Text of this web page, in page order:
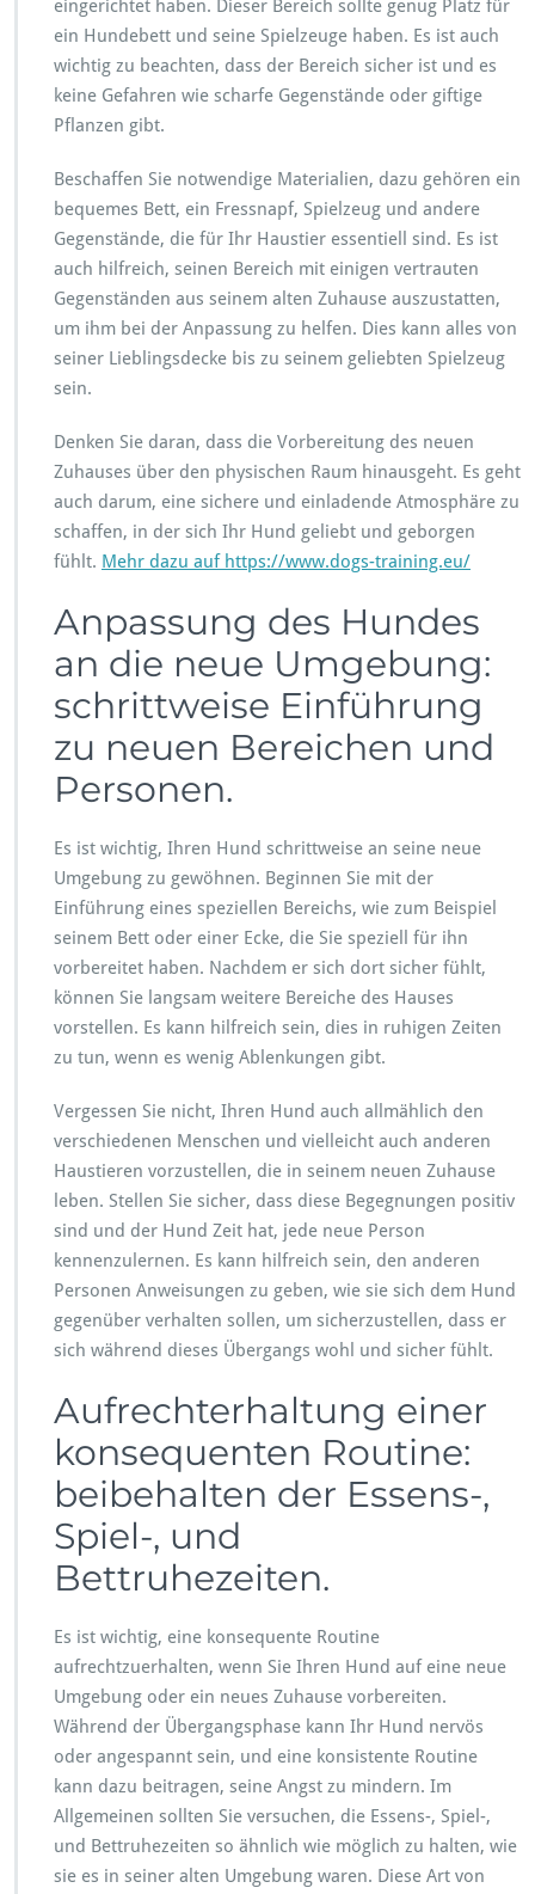
eingerichtet haben. Dieser Bereich sollte genug Platz für
ein Hundebett und seine Spielzeuge haben. Es ist auch
wichtig zu beachten, dass der Bereich sicher ist und es
keine Gefahren wie scharfe Gegenstände oder giftige
Pflanzen gibt.
Beschaffen Sie notwendige Materialien, dazu gehören ein
bequemes Bett, ein Fressnapf, Spielzeug und andere
Gegenstände, die für Ihr Haustier essentiell sind. Es ist
auch hilfreich, seinen Bereich mit einigen vertrauten
Gegenständen aus seinem alten Zuhause auszustatten,
um ihm bei der Anpassung zu helfen. Dies kann alles von
seiner Lieblingsdecke bis zu seinem geliebten Spielzeug
sein.
Denken Sie daran, dass die Vorbereitung des neuen
Zuhauses über den physischen Raum hinausgeht. Es geht
auch darum, eine sichere und einladende Atmosphäre zu
schaffen, in der sich Ihr Hund geliebt und geborgen
fühlt. Mehr dazu auf https://www.dogs-training.eu/
Anpassung des Hundes
an die neue Umgebung:
schrittweise Einführung
zu neuen Bereichen und
Personen.
Es ist wichtig, Ihren Hund schrittweise an seine neue
Umgebung zu gewöhnen. Beginnen Sie mit der
Einführung eines speziellen Bereichs, wie zum Beispiel
seinem Bett oder einer Ecke, die Sie speziell für ihn
vorbereitet haben. Nachdem er sich dort sicher fühlt,
können Sie langsam weitere Bereiche des Hauses
vorstellen. Es kann hilfreich sein, dies in ruhigen Zeiten
zu tun, wenn es wenig Ablenkungen gibt.
Vergessen Sie nicht, Ihren Hund auch allmählich den
verschiedenen Menschen und vielleicht auch anderen
Haustieren vorzustellen, die in seinem neuen Zuhause
leben. Stellen Sie sicher, dass diese Begegnungen positiv
sind und der Hund Zeit hat, jede neue Person
kennenzulernen. Es kann hilfreich sein, den anderen
Personen Anweisungen zu geben, wie sie sich dem Hund
gegenüber verhalten sollen, um sicherzustellen, dass er
sich während dieses Übergangs wohl und sicher fühlt.
Aufrechterhaltung einer
konsequenten Routine:
beibehalten der Essens-,
Spiel-, und
Bettruhezeiten.
Es ist wichtig, eine konsequente Routine
aufrechtzuerhalten, wenn Sie Ihren Hund auf eine neue
Umgebung oder ein neues Zuhause vorbereiten.
Während der Übergangsphase kann Ihr Hund nervös
oder angespannt sein, und eine konsistente Routine
kann dazu beitragen, seine Angst zu mindern. Im
Allgemeinen sollten Sie versuchen, die Essens-, Spiel-,
und Bettruhezeiten so ähnlich wie möglich zu halten, wie
sie es in seiner alten Umgebung waren. Diese Art von